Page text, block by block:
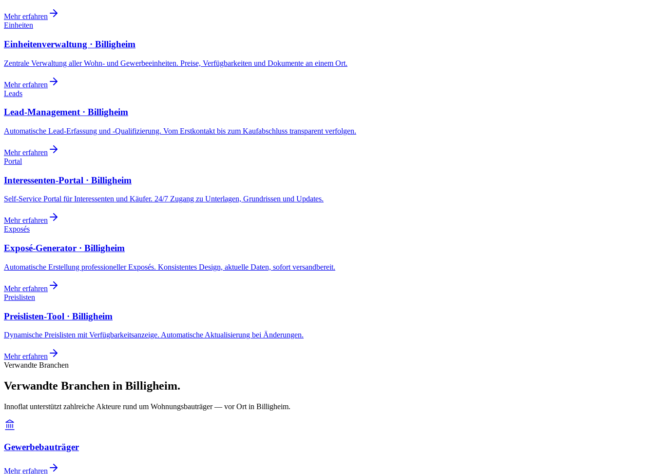
Mehr erfahren
Einheiten
Einheitenverwaltung · Billigheim
Zentrale Verwaltung aller Wohn- und Gewerbeeinheiten. Preise, Verfügbarkeiten und Dokumente an einem Ort.
Mehr erfahren
Leads
Lead-Management · Billigheim
Automatische Lead-Erfassung und -Qualifizierung. Vom Erstkontakt bis zum Kaufabschluss transparent verfolgen.
Mehr erfahren
Portal
Interessenten-Portal · Billigheim
Self-Service Portal für Interessenten und Käufer. 24/7 Zugang zu Unterlagen, Grundrissen und Updates.
Mehr erfahren
Exposés
Exposé-Generator · Billigheim
Automatische Erstellung professioneller Exposés. Konsistentes Design, aktuelle Daten, sofort versandbereit.
Mehr erfahren
Preislisten
Preislisten-Tool · Billigheim
Dynamische Preislisten mit Verfügbarkeitsanzeige. Automatische Aktualisierung bei Änderungen.
Mehr erfahren
Verwandte Branchen
Verwandte Branchen in Billigheim.
Innoflat unterstützt zahlreiche Akteure rund um Wohnungsbauträger — vor Ort in Billigheim.
Gewerbebauträger
Mehr erfahren